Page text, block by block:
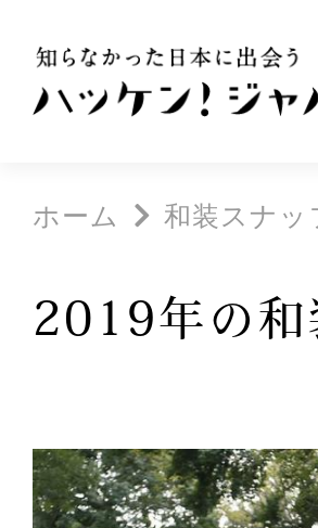
ホーム 和装スナッ
2019年の和